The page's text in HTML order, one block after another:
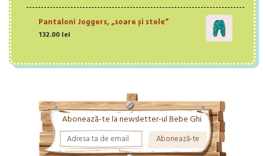
Pantaloni Joggers, „soare și stele”
132.00 lei
Abonează-te la newsletter-ul Bebe Ghi